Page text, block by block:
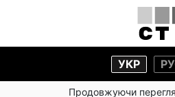
УКР
Продовжуючи